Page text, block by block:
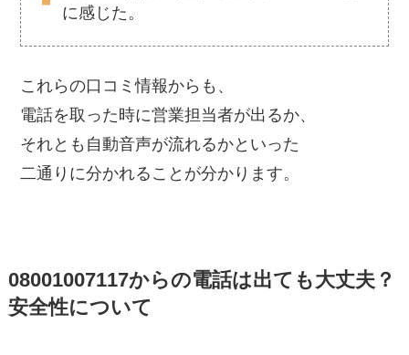
に感じた。
これらの口コミ情報からも、
電話を取った時に営業担当者が出るか、
それとも自動音声が流れるかといった
二通りに分かれることが分かります。
08001007117からの電話は出ても大丈夫？
安全性について